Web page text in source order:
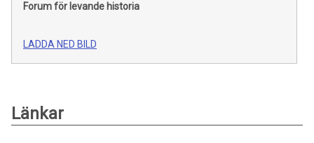
Forum för levande historia
LADDA NED BILD
Länkar